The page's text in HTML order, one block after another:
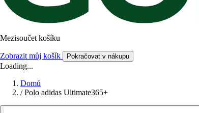
Mezisoučet košíku
Zobrazit můj košík Pokračovat v nákupu
Loading...
Domů
/ Polo adidas Ultimate365+